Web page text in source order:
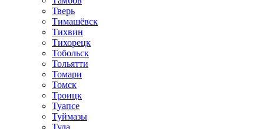
Тверь
Тимашёвск
Тихвин
Тихорецк
Тобольск
Тольятти
Томари
Томск
Троицк
Туапсе
Туймазы
Тула